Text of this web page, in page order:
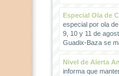
Especial Ola de
especial por ola
9, 10 y 11 de
Guadix-Baza se
Nivel de Alerta
informa que